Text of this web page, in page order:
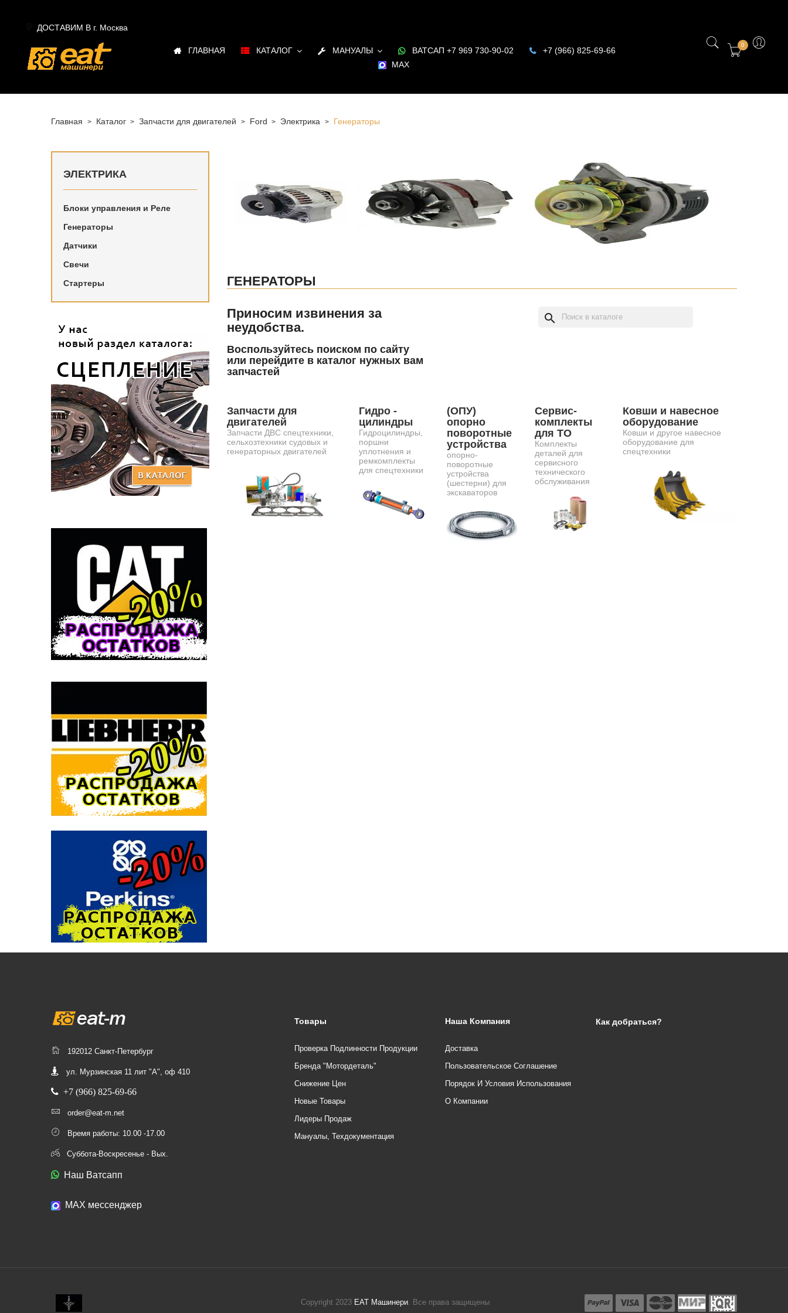
ДОСТАВИМ В г. Москва
ГЛАВНАЯ КАТАЛОГ МАНУАЛЫ ВАТСАП +7 969 730-90-02
+7 (966) 825-69-66
MAX
0
Главная Каталог Запчасти для двигателей Ford Электрика Генераторы
ЭЛЕКТРИКА
Блоки управления и Реле
Генераторы
Датчики
Свечи
Стартеры
Купить в Санкт-Петербурге Генераторы для двигателя Ford в
ГЕНЕРАТОРЫ
Приносим извинения за
неудобства.
Воспользуйтесь поиском по сайту
или перейдите в каталог нужных вам
запчастей
search
Запчасти для
двигателей
Запчасти ДВС спецтехники,
сельхозтехники судовых и
генераторных двигателей
Гидро -
цилиндры
Гидроцилиндры,
поршни
уплотнения и
ремкомплекты
для спецтехники
(ОПУ)
опорно
поворотные
устройства
опорно-
поворотные
устройства
(шестерни) для
экскаваторов
Сервис-
комплекты
для ТО
Комплекты
деталей для
сервисного
технического
обслуживания
Ковши и навесное
оборудование
Ковши и другое навесное
оборудование для
спецтехники
192012 Санкт-Петербург
ул. Мурзинская 11 лит "А", оф 410
+7 (966) 825-69-66
order@eat-m.net
Время работы: 10.00 -17.00
Суббота-Воскресенье - Вых.
Наш Ватсапп
МАХ мессенджер
Товары
Проверка Подлинности Продукции
Бренда "Мотордеталь"
Снижение Цен
Новые Товары
Лидеры Продаж
Мануалы, Техдокументация
Наша Компания
Доставка
Пользовательское Соглашение
Порядок И Условия Использования
О Компании
Как добраться?
Copyright 2023 ЕАТ Машинери. Все права защищены